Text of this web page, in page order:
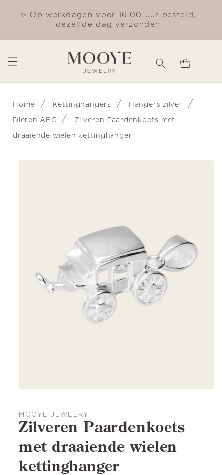
naar de
✨ Op werkdagen voor 16.00 uur besteld,
dezelfde dag verzonden
Winkelwagen
Home / Kettinghangers / Hangers zilver /
Dieren ABC / Zilveren Paardenkoets met
draaiende wielen kettinghanger
MOOYE JEWELRY
Zilveren Paardenkoets
met draaiende wielen
kettinghanger